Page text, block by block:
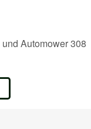
Automower 308